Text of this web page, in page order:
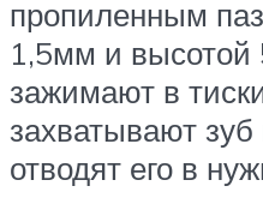
пропиленным
1,5мм и
зажимают в
захватывают
отводят его в